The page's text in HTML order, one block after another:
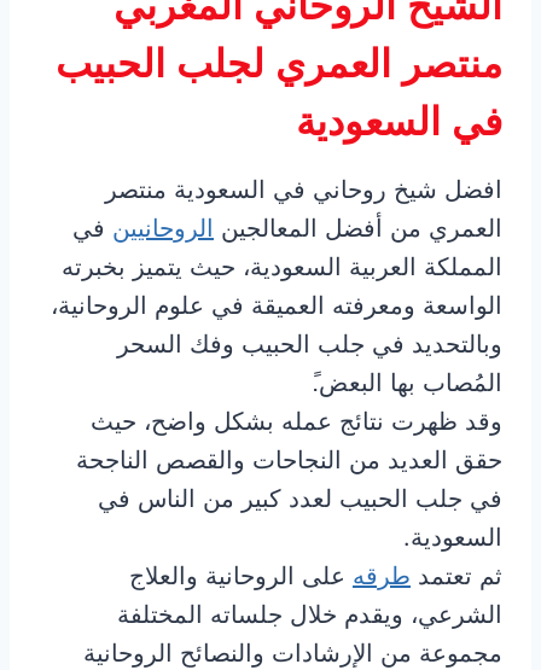
منتصر العمري لجلب الحبيب
في السعودية
افضل شيخ روحاني في السعودية منتصر
العمري من أفضل المعالجين الروحانيين في
المملكة العربية السعودية، حيث يتميز بخبرته
الواسعة ومعرفته العميقة في علوم الروحانية،
وبالتحديد في جلب الحبيب وفك السحر
المُصاب بها البعض.ً
وقد ظهرت نتائج عمله بشكل واضح، حيث
حقق العديد من النجاحات والقصص الناجحة
في جلب الحبيب لعدد كبير من الناس في
السعودية.
ثم تعتمد طرقه على الروحانية والعلاج
الشرعي، ويقدم خلال جلساته المختلفة
مجموعة من الإرشادات والنصائح الروحانية